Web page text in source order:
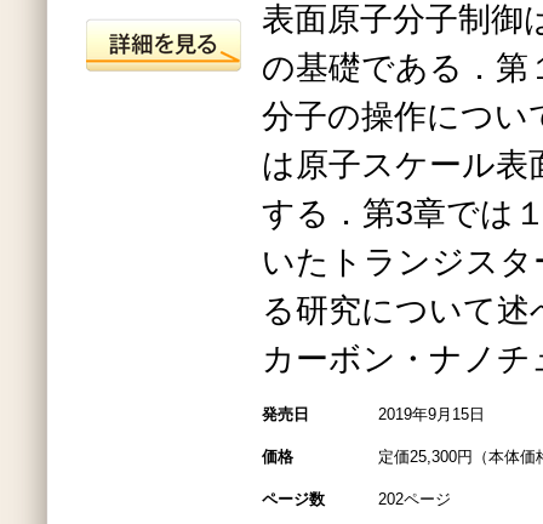
表面原子分子制御
の基礎である．第
分子の操作につい
は原子スケール表
する．第3章では
いたトランジス
る研究について
カーボン・ナノ
発売日 2019年9月15日
価格 定価25,300円（本体価
ページ数 202ページ